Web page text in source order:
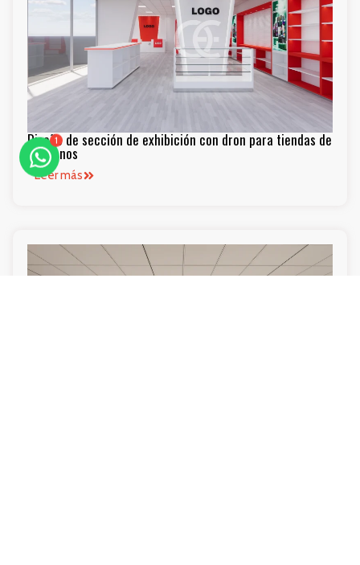
Diseño de sección de exhibición con dron para tiendas de
teléfonos
Leer más